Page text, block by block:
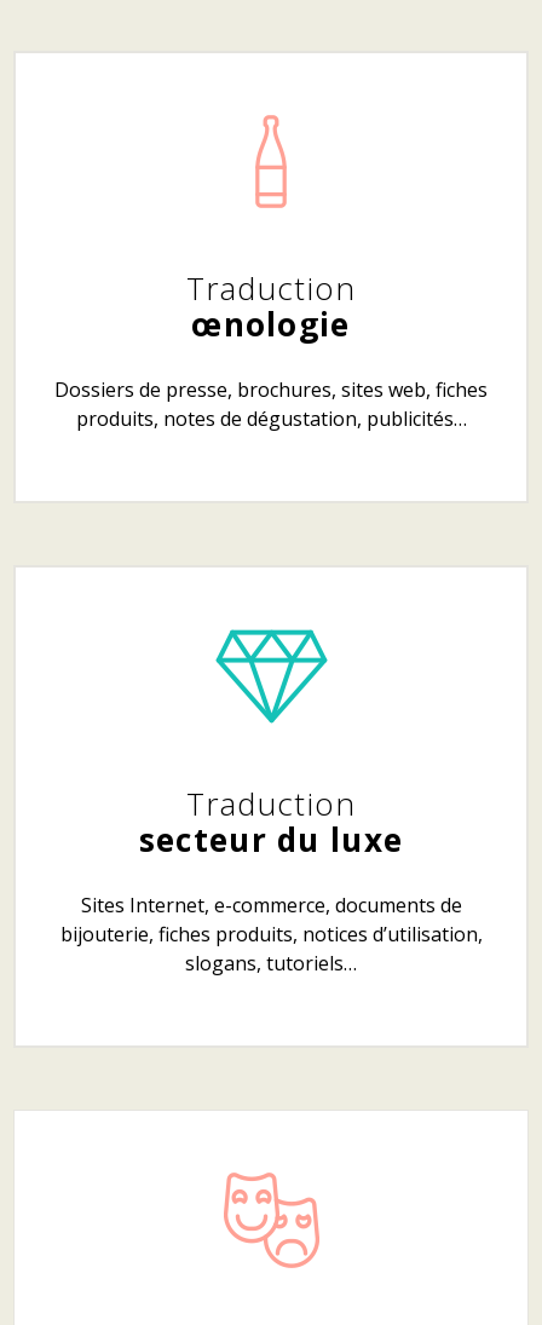
Traduction
œnologie
Dossiers de presse, brochures, sites web, fiches
produits, notes de dégustation, publicités…
Traduction
secteur du luxe
Sites Internet, e-commerce, documents de
bijouterie, fiches produits, notices d’utilisation,
slogans, tutoriels…